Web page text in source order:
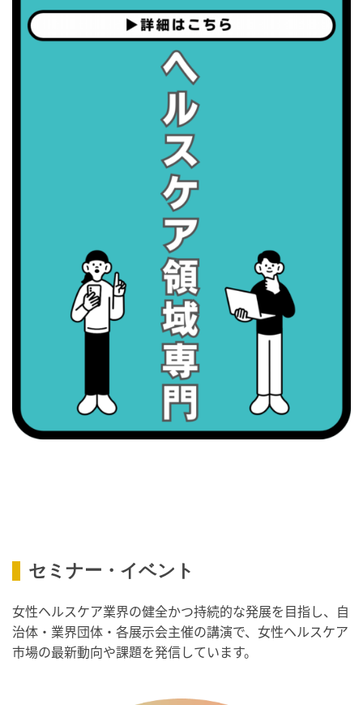
・職場の健康診断実施強化月間
・職場の健康診断実施強化月間
・世界アルツハイマー月間
・健康増進普及月間
・歯ヂカラ探究月間
・職場の健康診断実施強化月間
2026/09/09(水)
・がん征圧月間
・骨盤臓器脱 克服の日
・がん征圧月間
・世界アルツハイマー月間
・健康増進普及月間
セミナー・イベント
女性ヘルスケア業界の健全かつ持続的な発展を目指し、自
治体・業界団体・各展示会主催の講演で、女性ヘルスケア
市場の最新動向や課題を発信しています。